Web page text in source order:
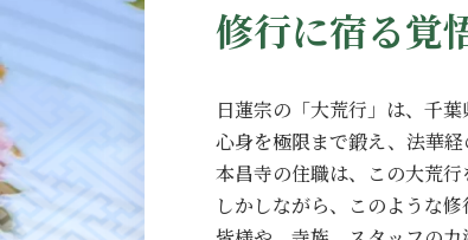
修行に宿る覚
日蓮宗の 「大荒行」は、 千葉
心身を極限まで鍛え、 法華経
本昌寺の住職は、 この大荒行
しかしながら、
このような修